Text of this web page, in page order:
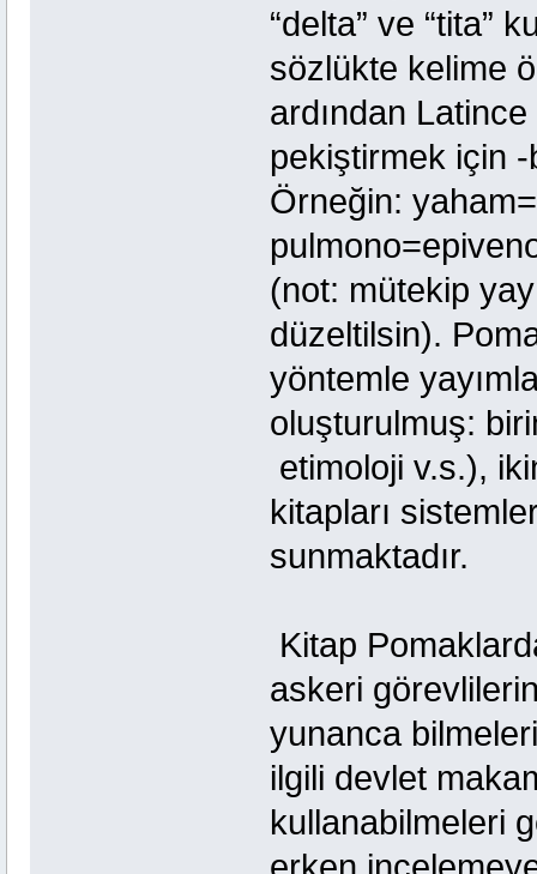
“delta” ve “tita”
sözlükte kelime
ardından
pekiştirmek için
Örneğin:
(not: mütekip
düzeltilsin).
yöntemle
oluşturulmuş:
etimoloji v.s.),
kitapları
sunmaktadır.
Kitap
askeri
yunanca
ilgili devlet
kullanabilmeleri